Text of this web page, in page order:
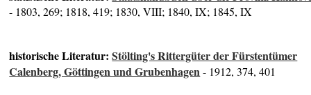
- 1803, 269; 1818, 419; 1830, VIII; 1840, IX; 1845, IX
historische Literatur:Stölting's Rittergüter der Fürstentümer
Calenberg, Göttingen und Grubenhagen- 1912, 374, 401